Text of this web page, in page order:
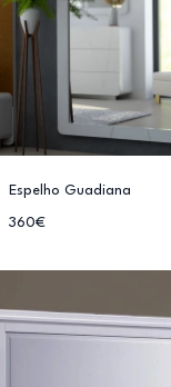
Espelho Guadiana
360€